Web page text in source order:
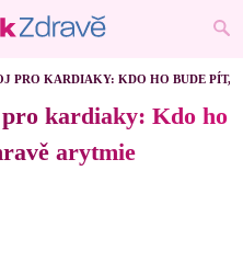
PRO KARDIAKY: KDO HO BUDE PÍT,
kardiaky: Kdo ho
arytmie